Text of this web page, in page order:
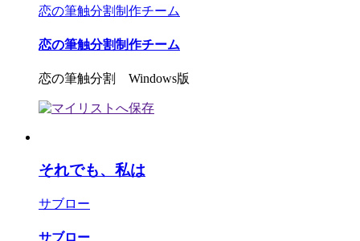
恋の筆触分割制作チーム
恋の筆触分割制作チーム
恋の筆触分割 Windows版
それでも、私は
サブロー
サブロー